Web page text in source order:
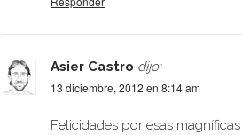
Asier Castro dijo:
13 diciembre, 2012 en 8:14 am
Felicidades por esas